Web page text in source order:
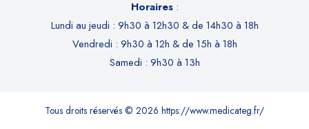
Horaires:
Lundi au jeudi : 9h30 à 12h30 & de 14h30 à 18h
Vendredi : 9h30 à 12h & de 15h à 18h
Samedi : 9h30 à 13h
Tous droits réservés © 2026 https://www.medicateg.fr/